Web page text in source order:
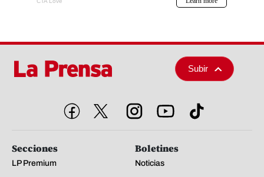
Subir
Secciones
LP Premium
Boletines
Noticias